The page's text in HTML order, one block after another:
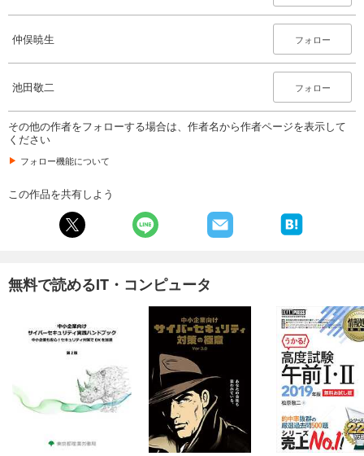
仲俣暁生 フォロー
池田敬二 フォロー
その他の作者をフォローする場合は、作者名から作者ページを表示して
ください
フォロー機能について
この作品を共有しよう
無料で読めるIT・コンピュータ